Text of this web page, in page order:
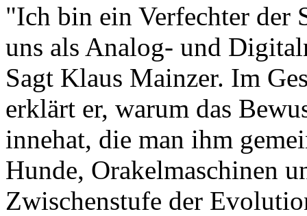
"Ich bin ein Verfechter der
uns als Analog- und
Sagt Klaus Mainzer. Im
erklärt er, warum das
innehat, die man ihm
Hunde, Orakelmaschinen
Zwischenstufe der